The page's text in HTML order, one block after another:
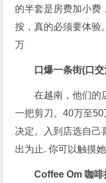
的半套是房费加小费
按，真的必须要体验
万
口爆一条街(口
在越南，他们的
一把剪刀。40万至
决定。入到店选自己
出为止. 你可以触摸
Coffee Om 咖啡